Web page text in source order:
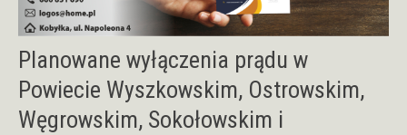
Planowane wyłączenia prądu w
Powiecie Wyszkowskim, Ostrowskim,
Węgrowskim, Sokołowskim i